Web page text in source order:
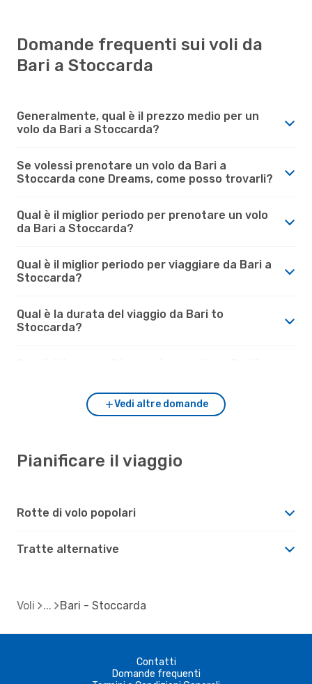
Domande frequenti sui voli da
Bari a Stoccarda
Generalmente, qual è il prezzo medio per un
volo da Bari a Stoccarda?
Se volessi prenotare un volo da Bari a
Stoccarda cone Dreams, come posso trovarli?
Qual è il miglior periodo per prenotare un volo
da Bari a Stoccarda?
Qual è il miglior periodo per viaggiare da Bari a
Stoccarda?
Qual è la durata del viaggio da Bari to
Stoccarda?
Vedi altre domande
Pianificare il viaggio
Rotte di volo popolari
Tratte alternative
Voli Bari - Stoccarda
Contatti
Domande frequenti